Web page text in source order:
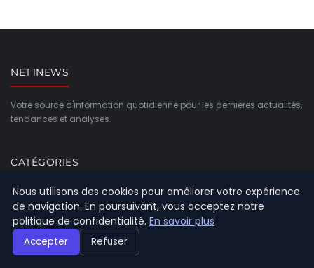
NET1NEWS
Votre source d'information quotidienne pour les dernières actualités,
tendances et analyses.
CATÉGORIES
Création d’entreprise
General
Gestion et finances
Nous utilisons des cookies pour améliorer votre expérience
de navigation. En poursuivant, vous acceptez notre
politique de confidentialité. En savoir plus
Accepter Refuser